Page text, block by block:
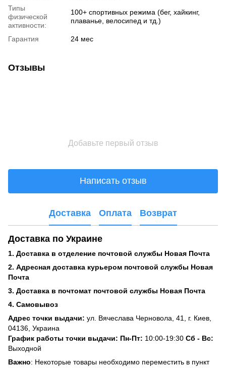
Типы
физической
активности:
100+ спортивных режима (бег, хайкинг,
плаванье, велосипед и тд.)
Гарантия 24 мес
Отзывы
Добавьте первый отзыв
Написать отзыв
Доставка Оплата Возврат
Доставка по Украине
1. Доставка в отделение почтовой службы Новая Почта
2. Адресная доставка курьером почтовой службы Новая
Почта
3. Доставка в почтомат почтовой службы Новая Почта
4. Самовывоз
Адрес точки выдачи: ул. Вячеслава Черновола, 41, г. Киев,
04136, Украина
График работы точки выдачи: Пн-Пт: 10:00-19:30 Сб - Вс:
Выходной
Важно: Некоторые товары необходимо переместить в пункт